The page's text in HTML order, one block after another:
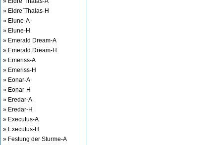
» Eldre`Thalas-H
» Elune-A
» Elune-H
» Emerald Dream-A
» Emerald Dream-H
» Emeriss-A
» Emeriss-H
» Eonar-A
» Eonar-H
» Eredar-A
» Eredar-H
» Executus-A
» Executus-H
» Festung der Sturme-A